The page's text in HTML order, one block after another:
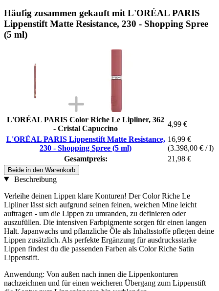
Häufig zusammen gekauft mit L'ORÉAL PARIS
Lippenstift Matte Resistance, 230 - Shopping Spree
(5 ml)
L'ORÉAL PARIS Color Riche Le Lipliner, 362
- Cristal Capuccino
4,99 €
L'ORÉAL PARIS Lippenstift Matte Resistance,
230 - Shopping Spree (5 ml)
16,99 €
(3.398,00 € / l)
Gesamtpreis:
21,98 €
Beide in den Warenkorb
Beschreibung
Verleihe deinen Lippen klare Konturen! Der Color Riche Le
Lipliner lässt sich aufgrund seinen feinen, weichen Mine leicht
auftragen - um die Lippen zu umranden, zu definieren oder
auszufüllen. Die intensiven Farbpigmente sorgen für einen langen
Halt. Japanwachs und pflanzliche Öle als Inhaltsstoffe pflegen deine
Lippen zusätzlich. Als perfekte Ergänzung für ausdrucksstarke
Lippen findest du die passenden Farben als Color Riche Satin
Lippenstift.
Anwendung: Von außen nach innen die Lippenkonturen
nachzeichnen und für einen weicheren Übergang zum Lippenstift